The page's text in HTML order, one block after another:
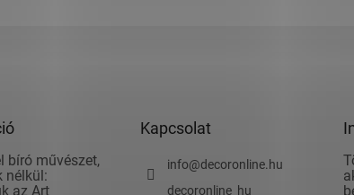
bíró művészet,
nélkül:
az Art
Kapcsolat
info@decoronline.hu
decoronline_hu